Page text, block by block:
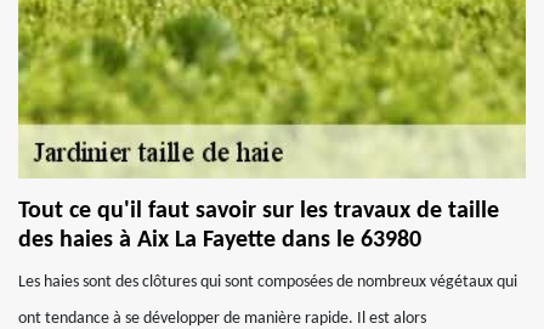
Tout ce qu'il faut savoir sur les travaux de taille
des haies à Aix La Fayette dans le 63980
Les haies sont des clôtures qui sont composées de nombreux végétaux qui
ont tendance à se développer de manière rapide. Il est alors